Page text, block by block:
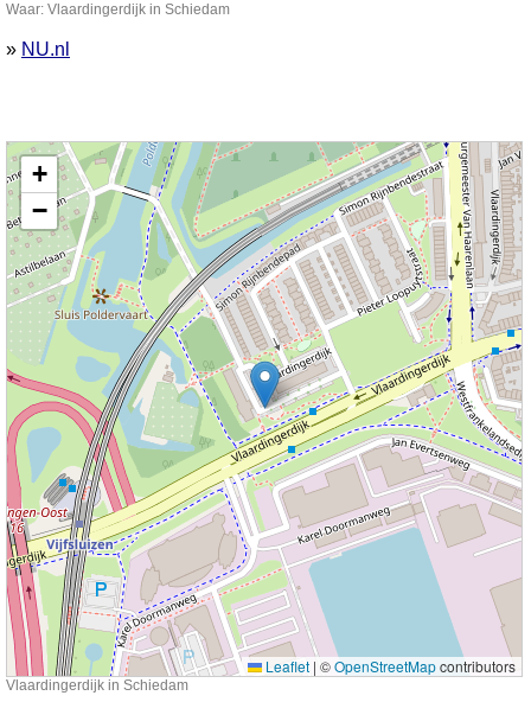
Waar: Vlaardingerdijk in Schiedam
» NU.nl
Kaart nieuws Schiedam. Locatie nieuws: 51.91044 / 4.37532 Vlaardingerdijk
+
−
Leaflet | ©OpenStreetMapcontributors
Vlaardingerdijk in Schiedam